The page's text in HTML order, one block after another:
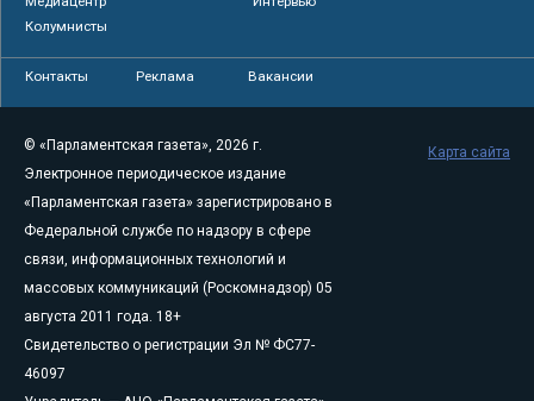
Колумнисты
Контакты Реклама Вакансии
© «Парламентская газета», 2026 г.
Электронное периодическое издание
«Парламентская газета» зарегистрировано в
Федеральной службе по надзору в сфере
связи, информационных технологий и
массовых коммуникаций (Роскомнадзор) 05
августа 2011 года. 18+
Свидетельство о регистрации Эл № ФС77-
46097
Карта сайта